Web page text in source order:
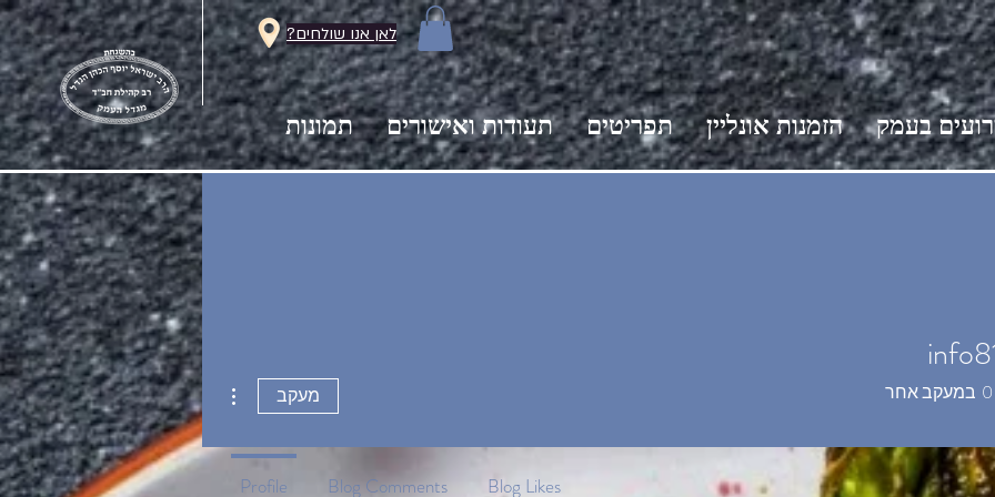
בעמק הזמנות אונליין תפריטים תעודות ואישורים תמונות
לאן אנו שולחים?
0 במעקב אחר מעקב
More actions
Profile Blog Comments Blog Likes